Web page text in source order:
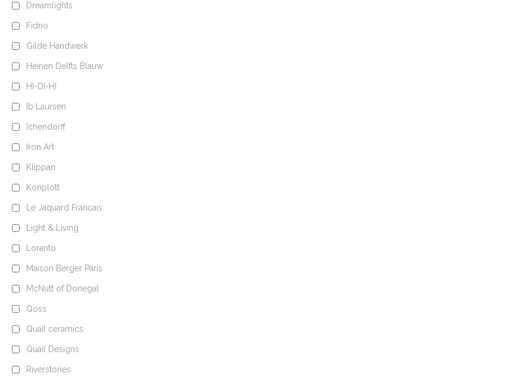
Dreamlights
Fidrio
Gilde Handwerk
Heinen Delfts Blauw
HI-DI-HI
Ib Laursen
Ichendorff
Iron Art
Klippan
Konplott
Le Jaquard Francais
Light & Living
Loranto
Maison Berger Paris
McNutt of Donegal
Qoss
Quail ceramics
Quail Designs
Riverstones